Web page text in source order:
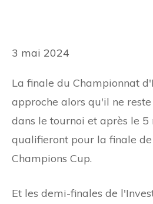
3 mai 2024
La finale du Championnat
approche alors qu'il ne
dans le tournoi et après le 5
qualifieront pour la finale
Champions Cup.
Et les demi-finales de